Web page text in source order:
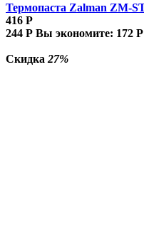
Термопаста Zalman ZM-
416 Р
244 Р Вы экономите: 172 Р
Скидка 27%